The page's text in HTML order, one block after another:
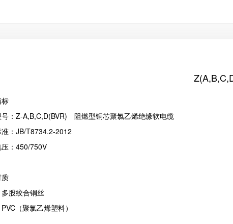
号：Z-A,B,C,D(BVR) 阻燃型铜芯聚氯乙烯绝缘软电缆
：JB/T8734.2-2012
：450/750V
股绞合铜丝
（聚氯乙烯塑料）